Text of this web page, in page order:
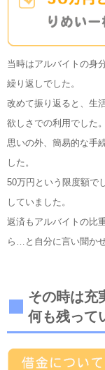
当時はアルバイトの身
繰り返しでした。
改めて振り返ると、生
欲しさでの利用でした。
思いの外、簡易的な手
した。
50万円という限度額で
していました。
返済もアルバイトの比
ら…と自分に言い聞か
その時は充
何も残って